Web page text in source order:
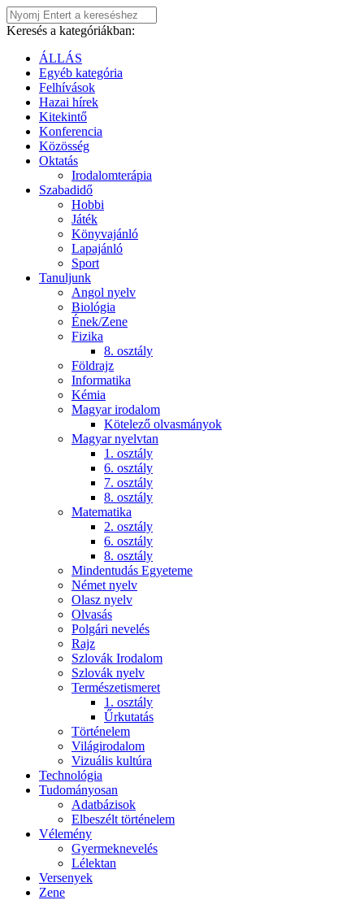
Keresés a kategóriákban:
ÁLLÁS
Egyéb kategória
Felhívások
Hazai hírek
Kitekintő
Konferencia
Közösség
Oktatás
Irodalomterápia
Szabadidő
Hobbi
Játék
Könyvajánló
Lapajánló
Sport
Tanuljunk
Angol nyelv
Biológia
Ének/Zene
Fizika
8. osztály
Földrajz
Informatika
Kémia
Magyar irodalom
Kötelező olvasmányok
Magyar nyelvtan
1. osztály
6. osztály
7. osztály
8. osztály
Matematika
2. osztály
6. osztály
8. osztály
Mindentudás Egyeteme
Német nyelv
Olasz nyelv
Olvasás
Polgári nevelés
Rajz
Szlovák Irodalom
Szlovák nyelv
Természetismeret
1. osztály
Űrkutatás
Történelem
Világirodalom
Vizuális kultúra
Technológia
Tudományosan
Adatbázisok
Elbeszélt történelem
Vélemény
Gyermeknevelés
Lélektan
Versenyek
Zene